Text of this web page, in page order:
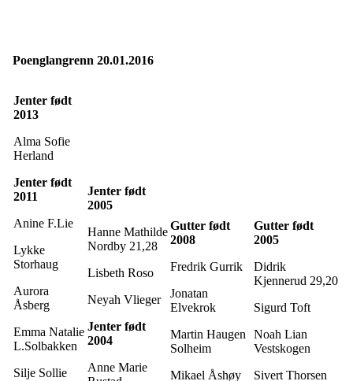
Poenglangrenn 20.01.2016
Jenter født
2013
Alma Sofie
Herland
Jenter født
2011
Anine F.Lie
Lykke
Storhaug
Aurora
Åsberg
Emma Natalie
L.Solbakken
Silje Sollie
Jenter født
2005
Hanne Mathilde
Nordby 21,28
Lisbeth Roso
Neyah Vlieger
Jenter født
2004
Anne Marie
Gutter født
2008
Fredrik Gurrik
Jonatan
Elvekrok
Martin Haugen
Solheim
Mikael Åshøy
Gutter født
2005
Didrik
Kjennerud 29,20
Sigurd Toft
Noah Lian
Vestskogen
Sivert Thorsen